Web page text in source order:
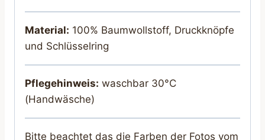
Material: 100% Baumwollstoff, Druckknöpfe
und Schlüsselring
Pflegehinweis: waschbar 30°C
(Handwäsche)
Bitte beachtet das die Farben der Fotos vom